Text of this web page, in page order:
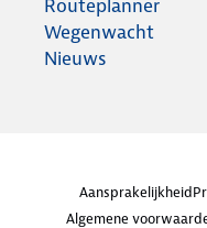
Routeplanner
Wegenwacht
Nieuws
Aansprakelijkheid
Algemene